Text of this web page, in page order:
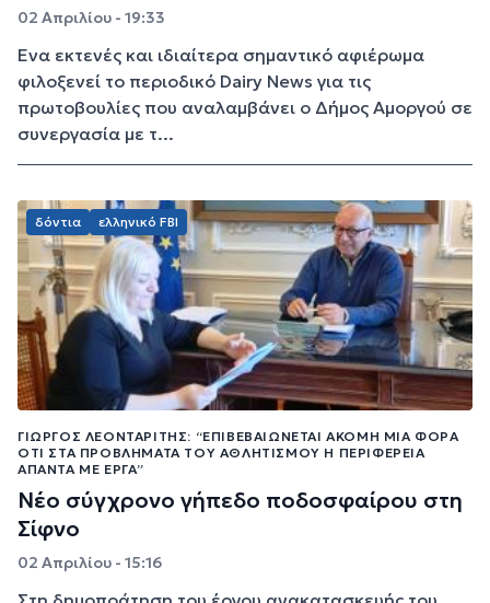
02 Απριλίου - 19:33
Ένα εκτενές και ιδιαίτερα σημαντικό αφιέρωμα
φιλοξενεί το περιοδικό Dairy News για τις
πρωτοβουλίες που αναλαμβάνει ο Δήμος Αμοργού σε
συνεργασία με τ...
δόντια ελληνικό FBI
ΓΙΏΡΓΟΣ ΛΕΟΝΤΑΡΊΤΗΣ: “ΕΠΙΒΕΒΑΙΏΝΕΤΑΙ ΑΚΌΜΗ ΜΊΑ ΦΟΡΆ
ΌΤΙ ΣΤΑ ΠΡΟΒΛΉΜΑΤΑ ΤΟΥ ΑΘΛΗΤΙΣΜΟΎ Η ΠΕΡΙΦΈΡΕΙΑ
ΑΠΑΝΤΆ ΜΕ ΈΡΓΑ”
Νέο σύγχρονο γήπεδο ποδοσφαίρου στη
Σίφνο
02 Απριλίου - 15:16